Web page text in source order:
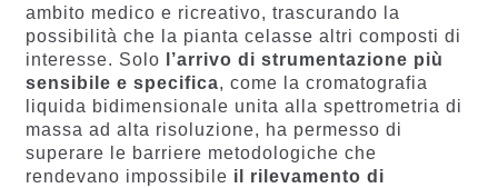
ambito medico e ricreativo, trascurando la
possibilità che la pianta celasse altri composti di
interesse. Solo
l’arrivo di strumentazione più
sensibile e specifica, come la cromatografia
liquida bidimensionale unita alla spettrometria di
massa ad alta risoluzione, ha permesso di
superare le barriere metodologiche che
rendevano impossibile il rilevamento di